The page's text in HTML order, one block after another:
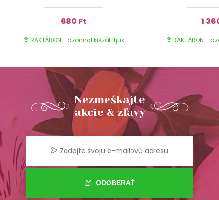
680 Ft
RAKTÁRON - azonnal kiszállítjuk
1
RAKTÁRON -
Nezmeškajte
akcie & zľavy
ODOBERAŤ